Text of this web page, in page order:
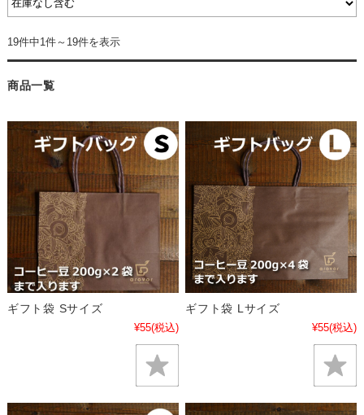
19件中1件～19件を表示
商品一覧
ギフト袋 Sサイズ
¥55(税込)
ギフト袋 Lサイズ
¥55(税込)